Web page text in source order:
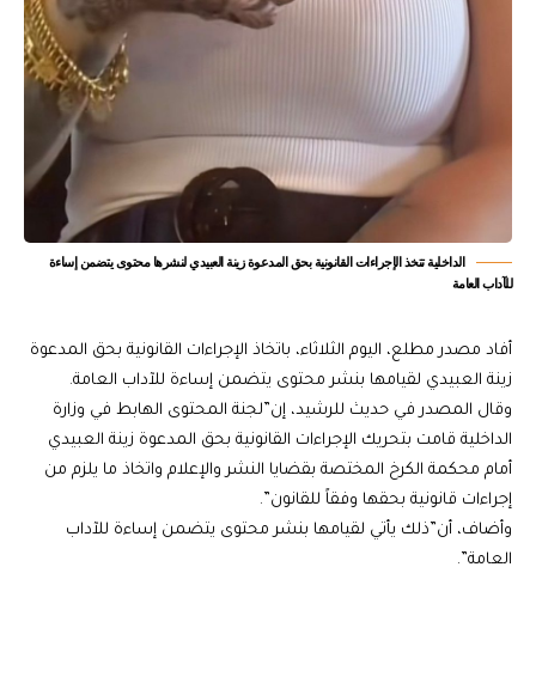
الداخلية تتخذ الإجراءات القانونية بحق المدعوة زينة العبيدي لنشرها محتوى يتضمن إساءة
للآداب العامة
أفاد مصدر مطلع، اليوم الثلاثاء، باتخاذ الإجراءات القانونية بحق المدعوة
زينة العبيدي لقيامها بنشر محتوى يتضمن إساءة للآداب العامة.
وقال المصدر في حديث للرشيد، إن”لجنة المحتوى الهابط في وزارة
الداخلية قامت بتحريك الإجراءات القانونية بحق المدعوة زينة العبيدي
أمام محكمة الكرخ المختصة بقضايا النشر والإعلام واتخاذ ما يلزم من
إجراءات قانونية بحقها وفقاً للقانون”.
وأضاف، أن”ذلك يأتي لقيامها بنشر محتوى يتضمن إساءة للآداب
العامة”.